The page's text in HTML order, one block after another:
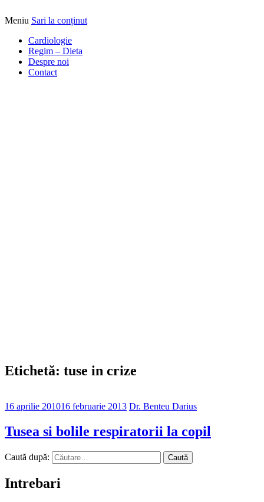
DrBendo.ro
Alimentatia sa iti fie medicatia
Meniu Sari la conținut
Cardiologie
Regim – Dieta
Despre noi
Contact
Etichetă: tuse in crize
16 aprilie 201016 februarie 2013 Dr. Benteu Darius
Tusea si bolile respiratorii la copil
Caută după:
Intrebari